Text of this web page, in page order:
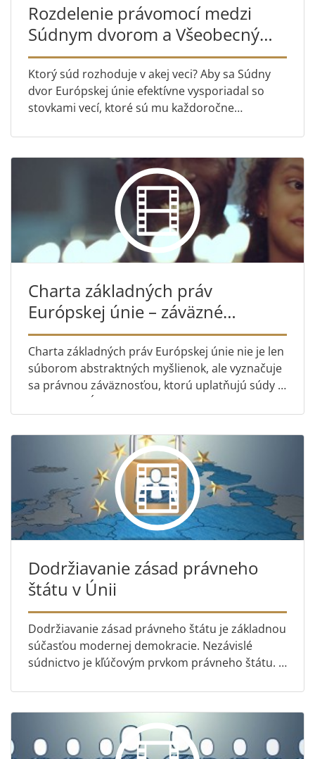
Rozdelenie právomocí medzi
Súdnym dvorom a Všeobecným
súdom
Ktorý súd rozhoduje v akej veci? Aby sa Súdny
dvor Európskej únie efektívne vysporiadal so
stovkami vecí, ktoré sú mu každoročne
súdy, ktorými sú Súdny d...
Charta základných práv
Európskej únie – záväzné
pravidlá so skutočným dosahom
Charta základných práv Európskej únie nie je len
súborom abstraktných myšlienok, ale vyznačuje
sa právnou záväznosťou, ktorú uplatňujú súdy v
rámci celej Únie vrátane Súdneho dvora
Európskej únie na s...
Dodržiavanie zásad právneho
štátu v Únii
Dodržiavanie zásad právneho štátu je základnou
súčasťou modernej demokracie. Nezávislé
súdnictvo je kľúčovým prvkom právneho štátu. V
rozhodnúť niekoľko vecí týkajúc...